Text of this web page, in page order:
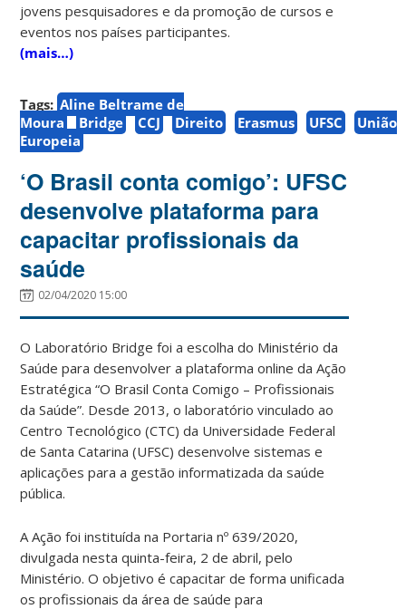
jovens pesquisadores e da promoção de cursos e
eventos nos países participantes.
(mais…)
Tags: Aline Beltrame de
Moura
Bridge CCJ Direito Erasmus UFSC
União
Europeia
‘O Brasil conta comigo’: UFSC
desenvolve plataforma para
capacitar profissionais da
saúde
02/04/2020 15:00
O Laboratório Bridge foi a escolha do Ministério da
Saúde para desenvolver a plataforma online da Ação
Estratégica “O Brasil Conta Comigo – Profissionais
da Saúde”. Desde 2013, o laboratório vinculado ao
Centro Tecnológico (CTC) da Universidade Federal
de Santa Catarina (UFSC) desenvolve sistemas e
aplicações para a gestão informatizada da saúde
pública.
A Ação foi instituída na Portaria nº 639/2020,
divulgada nesta quinta-feira, 2 de abril, pelo
Ministério. O objetivo é capacitar de forma unificada
os profissionais da área de saúde para